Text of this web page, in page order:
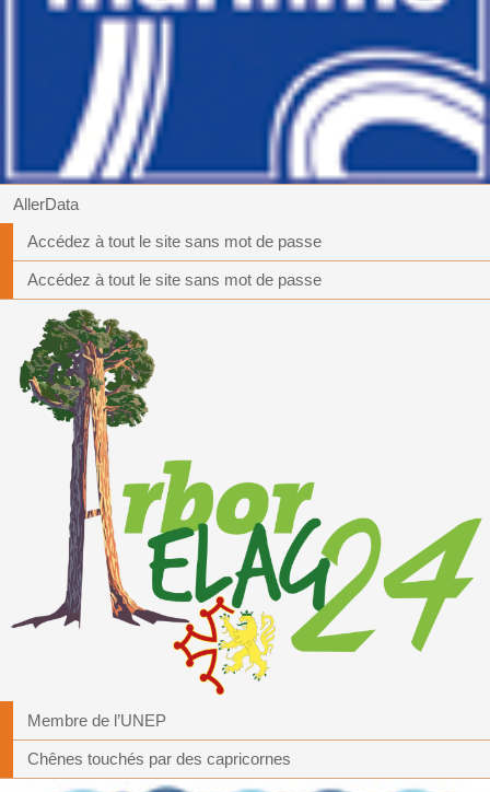
AllerData
Accédez à tout le site sans mot de passe
Accédez à tout le site sans mot de passe
Membre de l’UNEP
Chênes touchés par des capricornes